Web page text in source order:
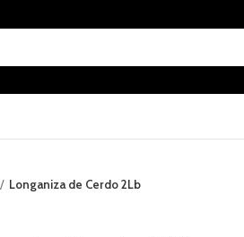
Longaniza de Cerdo 2Lb